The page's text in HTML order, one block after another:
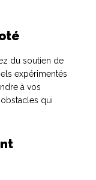
du soutien de
expérimentés
à vos
qui